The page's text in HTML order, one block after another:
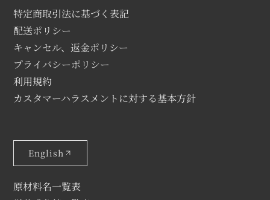
特定商取引法に基づく表記
配送ポリシー
キャンセル、返金ポリシー
プライバシーポリシー
利用規約
カスタマーハラスメントに対する基本方針
English
原材料名一覧表